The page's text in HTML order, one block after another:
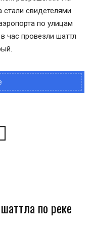
свидетелями
по улицам
час провезли шаттл
по реке